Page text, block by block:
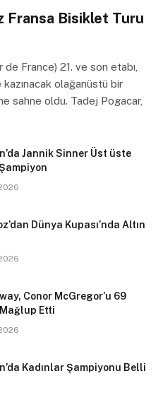
Fransa Bisiklet Turu
France) 21. ve son etabı,
olağanüstü bir
sahne oldu. Tadej Pogacar,
Jannik Sinner Üst üste
Dünya Kupası’nda Altın
Conor McGregor’u 69
Etti
Kadınlar Şampiyonu Belli